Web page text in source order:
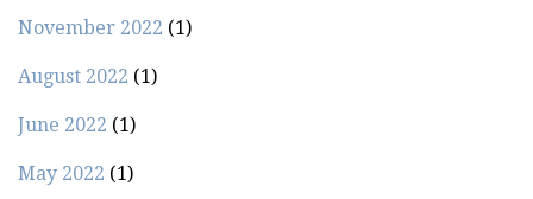
November 2022 (1)
August 2022 (1)
June 2022 (1)
May 2022 (1)